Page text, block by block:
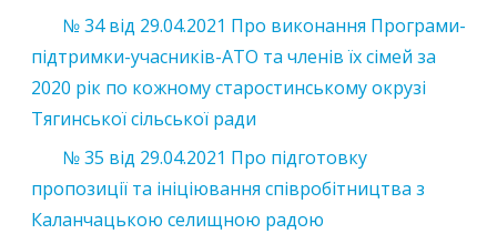
№ 34 від 29.04.2021 Про виконання Програми-
підтримки-учасників-АТО та членів їх сімей за
2020 рік по кожному старостинському окрузі
Тягинської сільської ради
№ 35 від 29.04.2021 Про підготовку
пропозиції та ініціювання співробітництва з
Каланчацькою селищною радою